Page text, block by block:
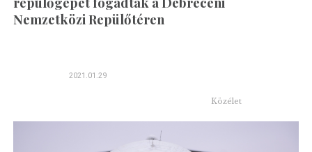
Nemzetközi Repülőtéren
2021.01.29
Közélet